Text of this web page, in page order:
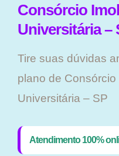
Consórcio
Universitária –
Tire suas dúvidas
plano ​de
Universitária – SP
Atendimento 100%